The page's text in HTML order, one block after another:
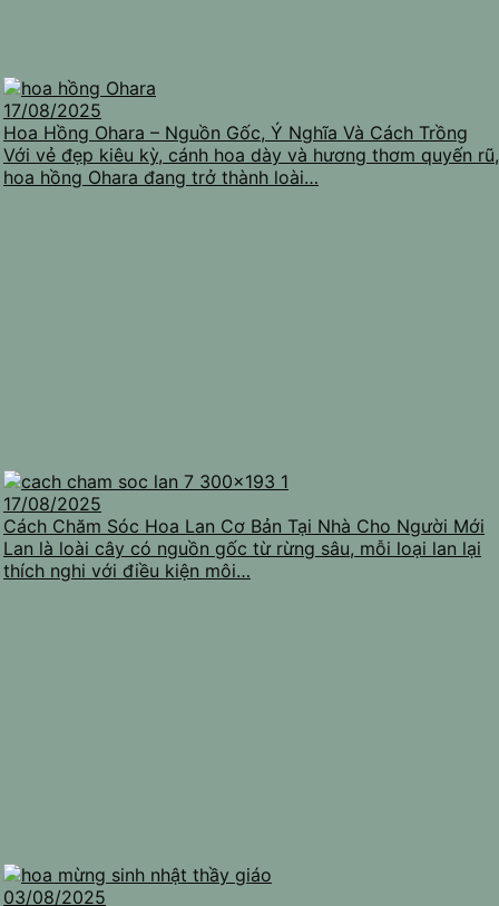
17/08/2025
Hoa Hồng Ohara – Nguồn Gốc, Ý Nghĩa Và Cách Trồng
Với vẻ đẹp kiêu kỳ, cánh hoa dày và hương thơm quyến rũ,
hoa hồng Ohara đang trở thành loài…
17/08/2025
Cách Chăm Sóc Hoa Lan Cơ Bản Tại Nhà Cho Người Mới
Lan là loài cây có nguồn gốc từ rừng sâu, mỗi loại lan lại
thích nghi với điều kiện môi…
03/08/2025